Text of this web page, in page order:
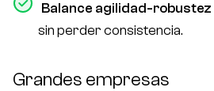
Balance agilidad-robustez
sin perder consistencia.
Grandes empresas